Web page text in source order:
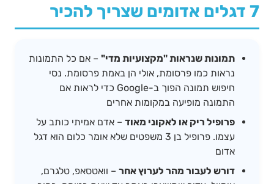
7 דגלים אדומים שצריך להכיר
תמונות שנראות "מקצועיות מדי" – אם כל התמונות
נראות כמו פרסומת, אולי הן באמת פרסומת. נסי
חיפוש תמונה הפוך ב-Google כדי לראות אם
התמונה מופיעה במקומות אחרים
פרופיל ריק או לאקוני מאוד – אדם אמיתי כותב על
עצמו. פרופיל בן 3 משפטים שלא אומר כלום הוא דגל
אדום
דורש לעבור מהר לערוץ אחר – וואטסאפ, טלגרם,